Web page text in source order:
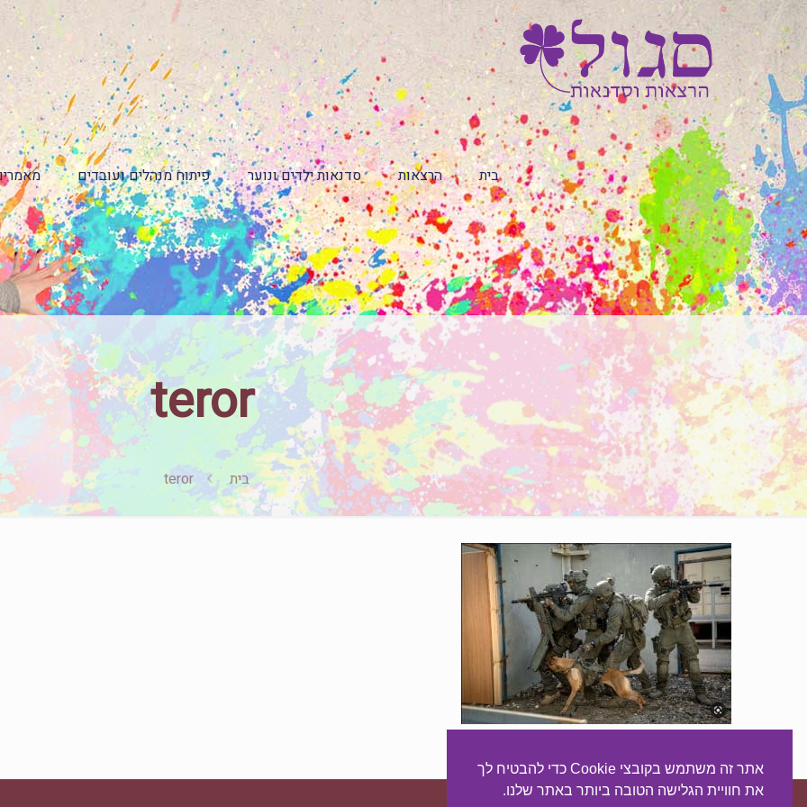
בית הרצאות סדנאות ילדים ונוער פיתוח מנהלים ועובדים
teror
בית teror
אתר זה משתמש בקובצי Cookie כדי להבטיח לך
את חוויית הגלישה הטובה ביותר באתר שלנו.